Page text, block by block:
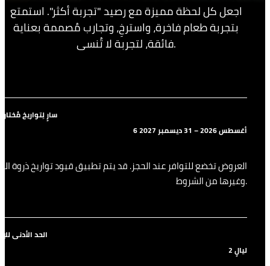
اجعل كل لحظة مميزة مع رصيد "تجربة أكثر". استمتع
بتجربة طعام فاخرة، واسترخِ، وتجارب مُصممة بعناية
فائقة، لتجربة لا تُنسى.
سارٍ لِتواريخ
6 أغسطس 2026 – 31 ديسمبر 2027
العروض تخضع للتوافر عند الحجز. قد يتم تطبيق قيود تواريخ ذروة
وغيرها من الشروط.
الحد الأدنى
2 ليالٍ